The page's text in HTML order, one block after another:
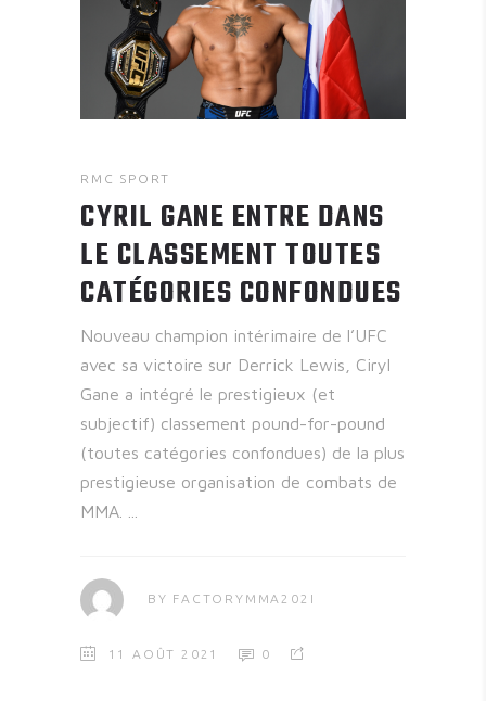
RMC SPORT
CYRIL GANE ENTRE DANS
LE CLASSEMENT TOUTES
CATÉGORIES CONFONDUES
Nouveau champion intérimaire de l’UFC
avec sa victoire sur Derrick Lewis, Ciryl
Gane a intégré le prestigieux (et
subjectif) classement pound-for-pound
(toutes catégories confondues) de la plus
prestigieuse organisation de combats de
MMA.
BY FACTORYMMA202I
11 AOÛT 2021 0